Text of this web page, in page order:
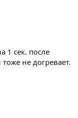
1 сек. после
не догревает.